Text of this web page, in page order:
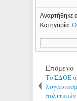
Αναρτήθηκε
Κατηγορία:
Επόμενο
Το ΣΔΟΕ
πολιτικών